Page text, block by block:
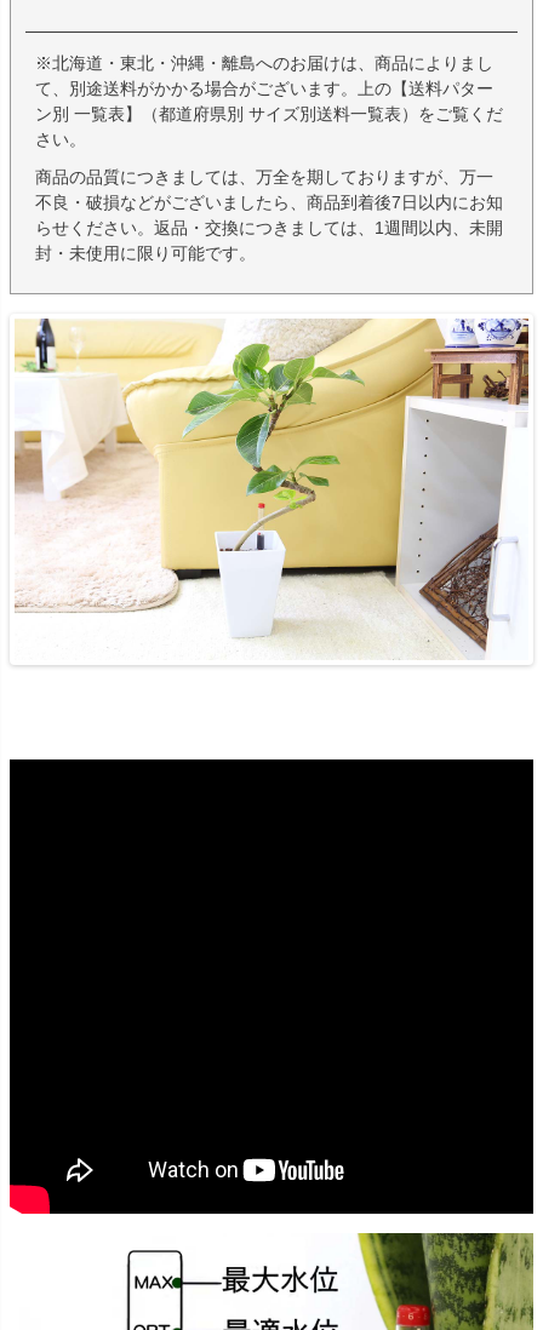
※北海道・東北・沖縄・離島へのお届けは、商品によりまし
て、別途送料がかかる場合がございます。上の【送料パター
ン別 一覧表】（都道府県別 サイズ別送料一覧表）をご覧くだ
さい。
商品の品質につきましては、万全を期しておりますが、万一
不良・破損などがございましたら、商品到着後7日以内にお知
らせください。返品・交換につきましては、1週間以内、未開
封・未使用に限り可能です。